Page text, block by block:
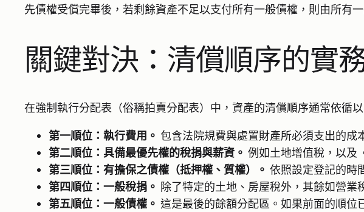
先債權受償完畢後，若剩餘資產不足以支付所有一般債權，則由所有
關鍵對決：清償順序的實
在強制執行分配表（俗稱拍賣分配表）中，資產的清償順序通常依循
第一順位：執行費用。 包含法院規費與處置財產所必須支出的成
第二順位：具備最優先權的稅捐與薪資。 例如土地增值稅，以及
第三順位：有擔保之債權（抵押權、質權）。 依照設定登記的時
第四順位：一般稅捐。 除了特定的土地、房屋稅外，其餘如營業
第五順位：一般債權。 這是最後的餘額分配區。如果前面的順位